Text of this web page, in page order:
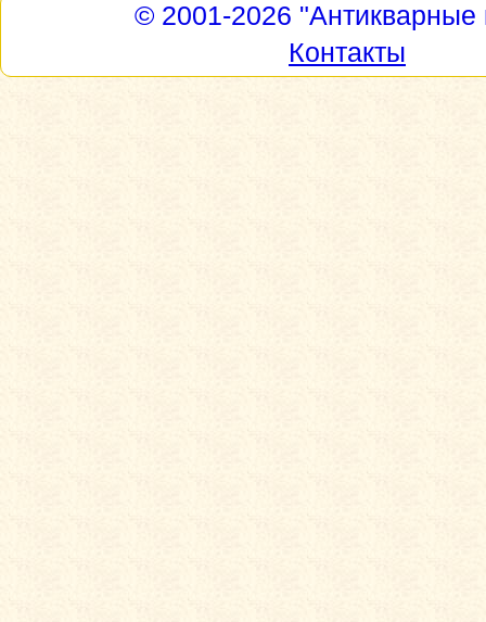
© 2001-2026 "Антикварные
Контакты